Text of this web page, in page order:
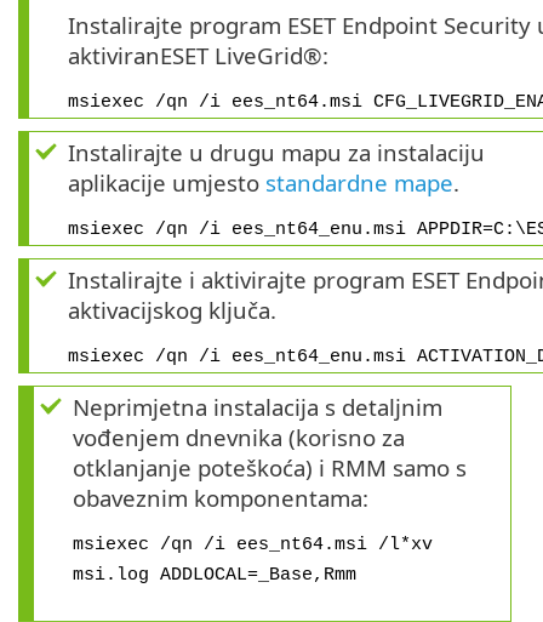
Instalirajte program ESET Endpoint Security
aktiviranESET LiveGrid®:
msiexec /qn /i ees_nt64.msi
Instalirajte u drugu mapu za instalaciju
aplikacije umjesto standardne mape.
msiexec /qn /i ees_nt64_enu.msi
Instalirajte i aktivirajte program ESET
aktivacijskog ključa.
msiexec /qn /i ees_nt64_enu.msi
Neprimjetna instalacija s detaljnim
vođenjem dnevnika (korisno za
otklanjanje poteškoća) i RMM samo s
obaveznim komponentama:
msiexec /qn /i ees_nt64.msi /l*xv
msi.log ADDLOCAL=_Base,Rmm